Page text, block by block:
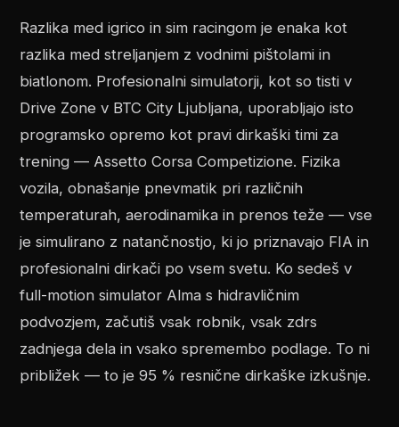
Razlika med igrico in sim racingom je enaka kot
razlika med streljanjem z vodnimi pištolami in
biatlonom. Profesionalni simulatorji, kot so tisti v
Drive Zone v BTC City Ljubljana, uporabljajo isto
programsko opremo kot pravi dirkaški timi za
trening — Assetto Corsa Competizione. Fizika
vozila, obnašanje pnevmatik pri različnih
temperaturah, aerodinamika in prenos teže — vse
je simulirano z natančnostjo, ki jo priznavajo FIA in
profesionalni dirkači po vsem svetu. Ko sedeš v
full-motion simulator Alma s hidravličnim
podvozjem, začutiš vsak robnik, vsak zdrs
zadnjega dela in vsako spremembo podlage. To ni
približek — to je 95 % resnične dirkaške izkušnje.